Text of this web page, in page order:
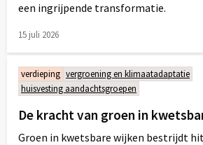
een ingrijpende transformatie.
15 juli 2026
meer
over
verdieping vergroening en klimaatadaptatie
huisvesting aandachtsgroepen
De kracht van groen in
Groen in kwetsbare wijken bestrijdt